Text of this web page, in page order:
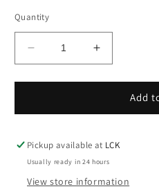
Quantity
Decrease
quantity
for
逆
高
純
NMN
Increase
quantity
for
逆
高
純
NMN
Add
Pickup available at LCK
Usually ready in 24 hours
View store information